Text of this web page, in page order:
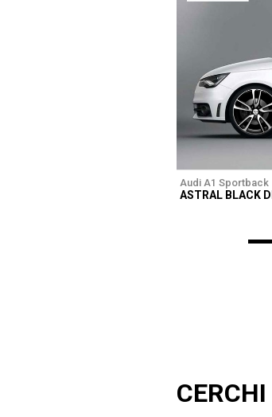
Audi A1 Sportback
ASTRAL BLACK